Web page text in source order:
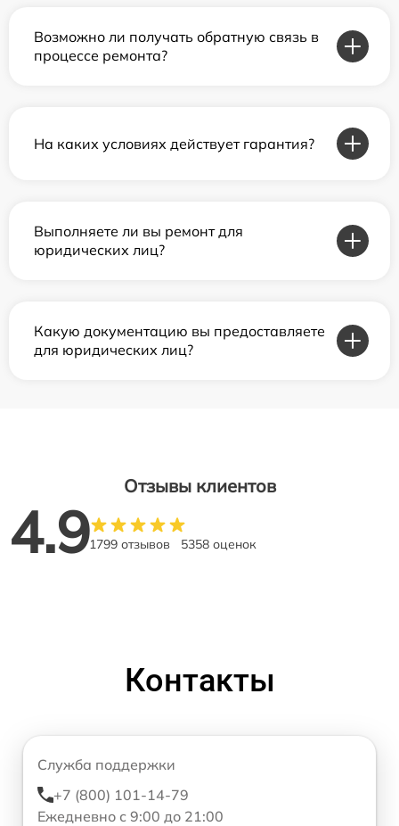
Возможно ли получать обратную связь в
процессе ремонта?
На каких условиях действует гарантия?
Выполняете ли вы ремонт для
юридических лиц?
Какую документацию вы предоставляете
для юридических лиц?
Отзывы клиентов
4.91799 отзывов 5358 оценок
Контакты
Служба поддержки
+7 (800) 101-14-79
Ежедневно с 9:00 до 21:00